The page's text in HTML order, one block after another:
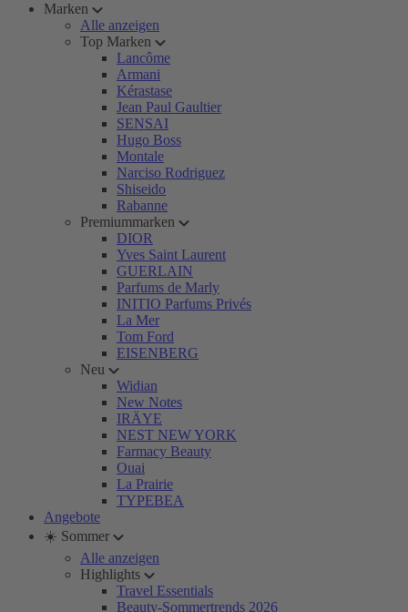
Marken
Alle anzeigen
Top Marken
Lancôme
Armani
Kérastase
Jean Paul Gaultier
SENSAI
Hugo Boss
Montale
Narciso Rodriguez
Shiseido
Rabanne
Premiummarken
DIOR
Yves Saint Laurent
GUERLAIN
Parfums de Marly
INITIO Parfums Privés
La Mer
Tom Ford
EISENBERG
Neu
Widian
New Notes
IRÄYE
NEST NEW YORK
Farmacy Beauty
Ouai
La Prairie
TYPEBEA
Angebote
☀️ Sommer
Alle anzeigen
Highlights
Travel Essentials
Beauty-Sommertrends 2026